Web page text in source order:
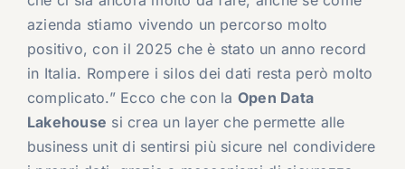
azienda stiamo vivendo un percorso molto
positivo, con il 2025 che è stato un anno record
in Italia. Rompere i silos dei dati resta però molto
complicato.” Ecco che con la Open Data
Lakehouse si crea un layer che permette alle
business unit di sentirsi più sicure nel condividere